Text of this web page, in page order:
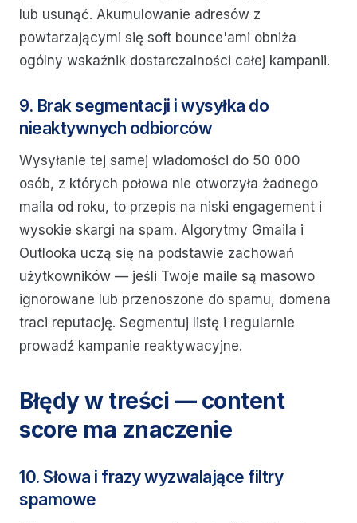
lub usunąć. Akumulowanie adresów z
powtarzającymi się soft bounce'ami obniża
ogólny wskaźnik dostarczalności całej kampanii.
9. Brak segmentacji i wysyłka do
nieaktywnych odbiorców
Wysyłanie tej samej wiadomości do 50 000
osób, z których połowa nie otworzyła żadnego
maila od roku, to przepis na niski engagement i
wysokie skargi na spam. Algorytmy Gmaila i
Outlooka uczą się na podstawie zachowań
użytkowników — jeśli Twoje maile są masowo
ignorowane lub przenoszone do spamu, domena
traci reputację. Segmentuj listę i regularnie
prowadź kampanie reaktywacyjne.
Błędy w treści — content
score ma znaczenie
10. Słowa i frazy wyzwalające filtry
spamowe